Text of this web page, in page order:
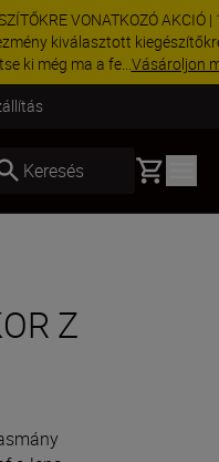
AKCIÓ | 15%
kiegészítőkre –
Vásároljon most
belül
Keresés Basket
Z